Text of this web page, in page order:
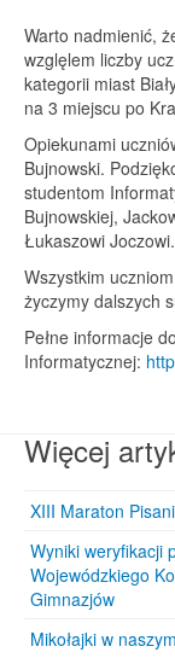
Warto nadmienić,
wzglęlem liczby
kategorii miast
na 3 miejscu po
Opiekunami
Bujnowski.
studentom
Bujnowskiej,
Łukaszowi Joczowi.
Wszystkim
życzymy dalszych
Pełne informacje
Informatycznej:
Więcej
XIII Maraton
Wyniki weryfikacji
Wojewódzkiego
Gimnazjów
Mikołajki w